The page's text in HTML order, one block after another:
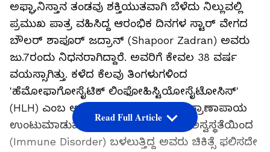
ಅಫ್ಘಾನಿಸ್ತಾನ ತಂಡವು ಶಕ್ತಿಯುತವಾಗಿ ಬೆಳೆದು ನಿಲ್ಲುವಲ್ಲಿ
ಪ್ರಮುಖ ಪಾತ್ರ ವಹಿಸಿದ್ದ ಆರಂಭಿಕ ದಿನಗಳ ಸ್ಟಾರ್‌ ವೇಗದ
ಬೌಲರ್ ಶಾಪೂರ್ ಜದ್ರಾನ್ (Shapoor Zadran) ಅವರು
ಜು.7ರಂದು ನಿಧನರಾಗಿದ್ದಾರೆ. ಅವರಿಗೆ ಕೇವಲ 38 ವರ್ಷ
ವಯಸ್ಸಾಗಿತ್ತು. ಕಳೆದ ಕೆಲವು ತಿಂಗಳುಗಳಿಂದ
'ಹೆಮೋಫಾಗೋಸೈಟಿಕ್ ಲಿಂಫೋಹಿಸ್ಟಿಯೋಸೈಟೋಸಿಸ್'
(HLH) ಎಂಬ ಅತ್ಯಂತ ಅಪರೂಪದ ಮತ್ತು ಪ್ರಾಣಾಪಾಯ
ಉಂಟುಮಾಡುವ ರೋಗನಿರೋಧಕ ಶಕ್ತಿಯ ಅಸ್ವಸ್ಥತೆಯಿಂದ
(Immune Disorder) ಬಳಲುತ್ತಿದ್ದ ಅವರು ಚಿಕಿತ್ಸೆ ಫಲಿಸದೇ
Read Full Article